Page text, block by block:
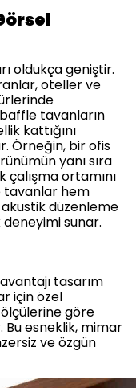
oldukça geniştir.
oteller ve
tavanların
kattığını
Örneğin, bir ofis
yanı sıra
çalışma ortamını
tavanlar hem
düzenleme
sunar.
tasarım
için özel
göre
esneklik, mimar
ve özgün